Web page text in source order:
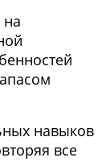
на
навыков
все